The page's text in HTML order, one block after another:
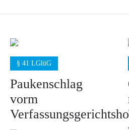
§ 41 LGlüG
Paukenschlag
vorm